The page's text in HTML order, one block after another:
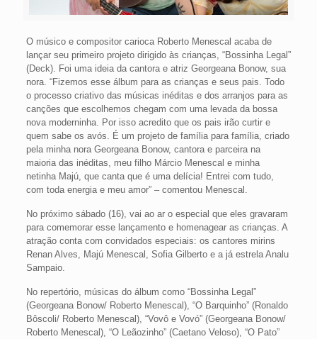
O músico e compositor carioca Roberto Menescal acaba de
lançar seu primeiro projeto dirigido às crianças, “Bossinha Legal”
(Deck). Foi uma ideia da cantora e atriz Georgeana Bonow, sua
nora. “Fizemos esse álbum para as crianças e seus pais. Todo
o processo criativo das músicas inéditas e dos arranjos para as
canções que escolhemos chegam com uma levada da bossa
nova moderninha. Por isso acredito que os pais irão curtir e
quem sabe os avós. É um projeto de família para família, criado
pela minha nora Georgeana Bonow, cantora e parceira na
maioria das inéditas, meu filho Márcio Menescal e minha
netinha Majú, que canta que é uma delícia! Entrei com tudo,
com toda energia e meu amor” – comentou Menescal.
No próximo sábado (16), vai ao ar o especial que eles gravaram
para comemorar esse lançamento e homenagear as crianças. A
atração conta com convidados especiais: os cantores mirins
Renan Alves, Majú Menescal, Sofia Gilberto e a já estrela Analu
Sampaio.
No repertório, músicas do álbum como “Bossinha Legal”
(Georgeana Bonow/ Roberto Menescal), “O Barquinho” (Ronaldo
Bôscoli/ Roberto Menescal), “Vovô e Vovó” (Georgeana Bonow/
Roberto Menescal), “O Leãozinho” (Caetano Veloso), “O Pato”